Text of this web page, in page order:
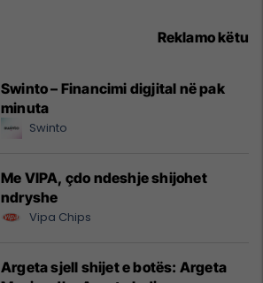
Reklamo këtu
Swinto – Financimi digjital në pak
minuta
Swinto
Me VIPA, çdo ndeshje shijohet
ndryshe
Vipa Chips
Argeta sjell shijet e botës: Argeta